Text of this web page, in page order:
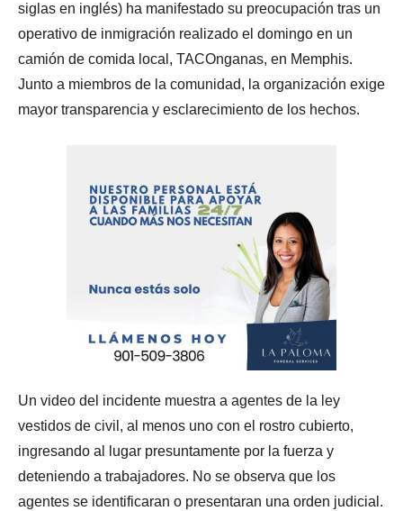
siglas en inglés) ha manifestado su preocupación tras un
operativo de inmigración realizado el domingo en un
camión de comida local, TACOnganas, en Memphis.
Junto a miembros de la comunidad, la organización exige
mayor transparencia y esclarecimiento de los hechos.
Un video del incidente muestra a agentes de la ley
vestidos de civil, al menos uno con el rostro cubierto,
ingresando al lugar presuntamente por la fuerza y
deteniendo a trabajadores. No se observa que los
agentes se identificaran o presentaran una orden judicial.